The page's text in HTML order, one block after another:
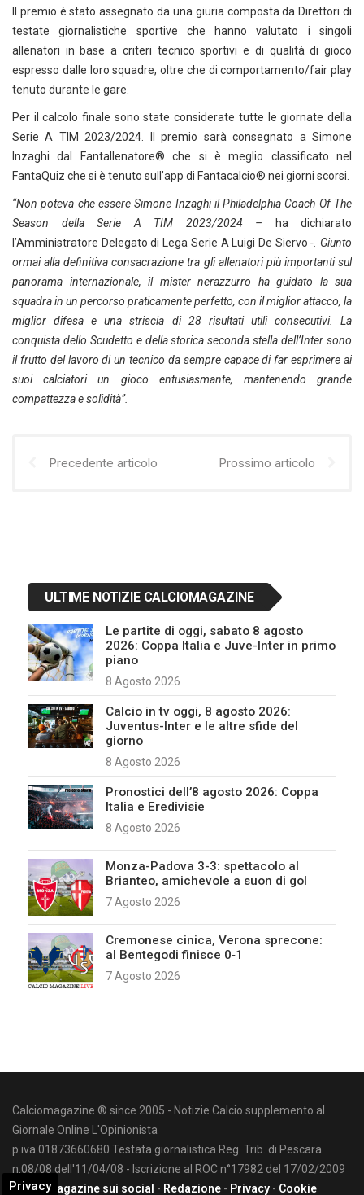
Il premio è stato assegnato da una giuria composta da Direttori di
testate giornalistiche sportive che hanno valutato i singoli
allenatori in base a criteri tecnico sportivi e di qualità di gioco
espresso dalle loro squadre, oltre che di comportamento/fair play
tenuto durante le gare.
Per il calcolo finale sono state considerate tutte le giornate della
Serie A TIM 2023/2024. Il premio sarà consegnato a Simone
Inzaghi dal Fantallenatore® che si è meglio classificato nel
FantaQuiz che si è tenuto sull’app di Fantacalcio® nei giorni scorsi.
“Non poteva che essere Simone Inzaghi il Philadelphia Coach Of The
Season della Serie A TIM 2023/2024 –
ha dichiarato
l’Amministratore Delegato di Lega Serie A Luigi De Siervo-. Giunto
ormai alla definitiva consacrazione tra gli allenatori più importanti sul
panorama internazionale, il mister nerazzurro ha guidato la sua
squadra in un percorso praticamente perfetto, con il miglior attacco, la
miglior difesa e una striscia di 28 risultati utili consecutivi. La
conquista dello Scudetto e della storica seconda stella dell’Inter sono
il frutto del lavoro di un tecnico da sempre capace di far esprimere ai
suoi calciatori un gioco entusiasmante, mantenendo grande
compattezza e solidità”.
Precedente articolo Prossimo articolo
ULTIME NOTIZIE CALCIOMAGAZINE
Le partite di oggi, sabato 8 agosto
2026: Coppa Italia e Juve-Inter in primo
piano
8 Agosto 2026
Calcio in tv oggi, 8 agosto 2026:
Juventus-Inter e le altre sfide del
giorno
8 Agosto 2026
Pronostici dell’8 agosto 2026: Coppa
Italia e Eredivisie
8 Agosto 2026
Monza-Padova 3-3: spettacolo al
Brianteo, amichevole a suon di gol
7 Agosto 2026
Cremonese cinica, Verona sprecone:
al Bentegodi finisce 0‑1
7 Agosto 2026
Calciomagazine ® since 2005 - Notizie Calcio supplemento al
Giornale Online L'Opinionista
p.iva 01873660680 Testata giornalistica Reg. Trib. di Pescara
n.08/08 dell'11/04/08 - Iscrizione al ROC n°17982 del 17/02/2009
Calciomagazine sui social - Redazione - Privacy - Cookie
Privacy